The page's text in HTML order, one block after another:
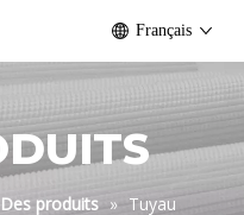
Français
Des produits » Tuyau